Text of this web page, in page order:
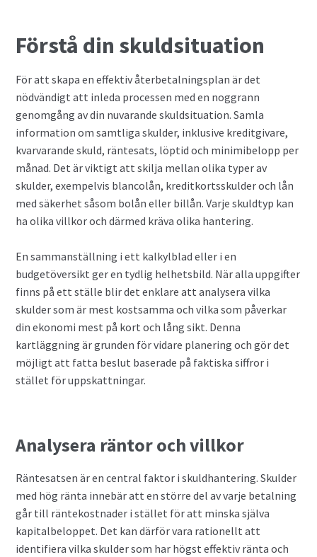
Förstå din skuldsituation
För att skapa en effektiv återbetalningsplan är det
nödvändigt att inleda processen med en noggrann
genomgång av din nuvarande skuldsituation. Samla
information om samtliga skulder, inklusive kreditgivare,
kvarvarande skuld, räntesats, löptid och minimibelopp per
månad. Det är viktigt att skilja mellan olika typer av
skulder, exempelvis blancolån, kreditkortsskulder och lån
med säkerhet såsom bolån eller billån. Varje skuldtyp kan
ha olika villkor och därmed kräva olika hantering.
En sammanställning i ett kalkylblad eller i en
budgetöversikt ger en tydlig helhetsbild. När alla uppgifter
finns på ett ställe blir det enklare att analysera vilka
skulder som är mest kostsamma och vilka som påverkar
din ekonomi mest på kort och lång sikt. Denna
kartläggning är grunden för vidare planering och gör det
möjligt att fatta beslut baserade på faktiska siffror i
stället för uppskattningar.
Analysera räntor och villkor
Räntesatsen är en central faktor i skuldhantering. Skulder
med hög ränta innebär att en större del av varje betalning
går till räntekostnader i stället för att minska själva
kapitalbeloppet. Det kan därför vara rationellt att
identifiera vilka skulder som har högst effektiv ränta och